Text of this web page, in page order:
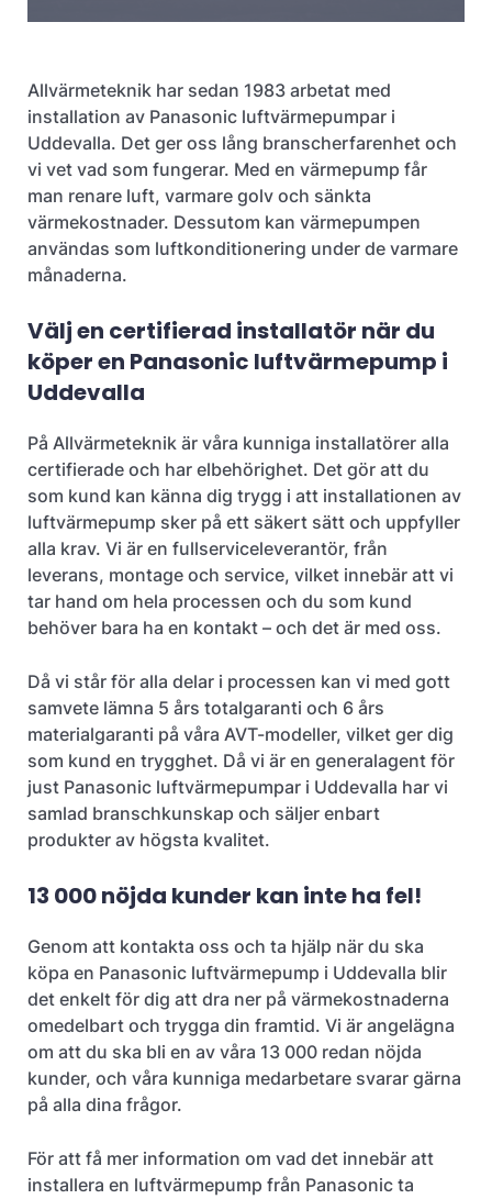
Allvärmeteknik har sedan 1983 arbetat med
installation av Panasonic luftvärmepumpar i
Uddevalla. Det ger oss lång branscherfarenhet och
vi vet vad som fungerar. Med en värmepump får
man renare luft, varmare golv och sänkta
värmekostnader. Dessutom kan värmepumpen
användas som luftkonditionering under de varmare
månaderna.
Välj en certifierad installatör när du
köper en Panasonic luftvärmepump i
Uddevalla
På Allvärmeteknik är våra kunniga installatörer alla
certifierade och har elbehörighet. Det gör att du
som kund kan känna dig trygg i att installationen av
luftvärmepump sker på ett säkert sätt och uppfyller
alla krav. Vi är en fullserviceleverantör, från
leverans, montage och service, vilket innebär att vi
tar hand om hela processen och du som kund
behöver bara ha en kontakt – och det är med oss.
Då vi står för alla delar i processen kan vi med gott
samvete lämna 5 års totalgaranti och 6 års
materialgaranti på våra AVT-modeller, vilket ger dig
som kund en trygghet. Då vi är en generalagent för
just Panasonic luftvärmepumpar i Uddevalla har vi
samlad branschkunskap och säljer enbart
produkter av högsta kvalitet.
13 000 nöjda kunder kan inte ha fel!
Genom att kontakta oss och ta hjälp när du ska
köpa en Panasonic luftvärmepump i Uddevalla blir
det enkelt för dig att dra ner på värmekostnaderna
omedelbart och trygga din framtid. Vi är angelägna
om att du ska bli en av våra 13 000 redan nöjda
kunder, och våra kunniga medarbetare svarar gärna
på alla dina frågor.
För att få mer information om vad det innebär att
installera en luftvärmepump från Panasonic ta